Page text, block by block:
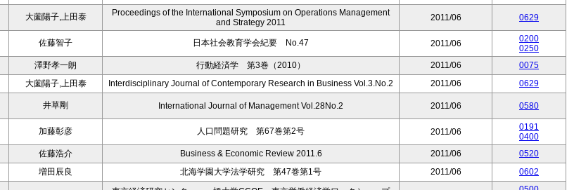
大薗陽子,上田泰
Proceedings of the International Symposium on Operations Management
and Strategy 2011
2011/06 0629
佐藤智子 日本社会教育学会紀要 No.47 2011/06
0200
0250
澤野孝一朗 行動経済学 第3巻（2010） 2011/06
0075
大薗陽子,上田泰 Interdisciplinary Journal of Contemporary Research in Business Vol.3.No.2 2011/06
0629
井草剛 International Journal of Management Vol.28No.2 2011/06 0580
加藤彰彦 人口問題研究 第67巻第2号 2011/06
0191
0400
佐藤浩介 Business & Economic Review 2011.6 2011/06
0520
増田辰良 北海学園大学法学研究 第47巻第1号 2011/06
0602